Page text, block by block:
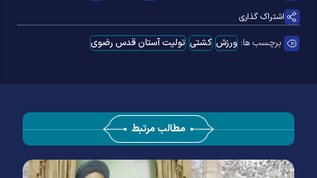
اشتراک گذاری
برچسب ها: ورزش کشتی تولیت آستان قدس رضوی
مطالب مرتبط